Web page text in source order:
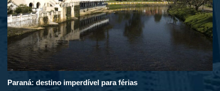
Paraná: destino imperdível para férias